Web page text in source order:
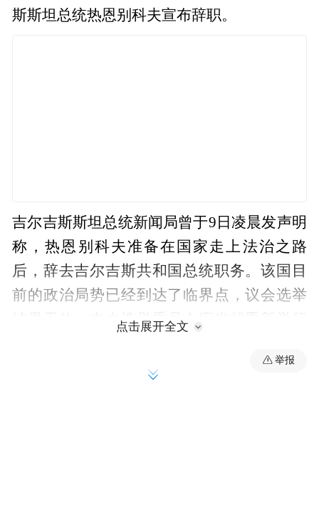
斯斯坦总统热恩别科夫宣布辞职。
吉尔吉斯斯坦总统新闻局曾于9日凌晨发声明
称，热恩别科夫准备在国家走上法治之路
后，辞去吉尔吉斯共和国总统职务。该国目
前的政治局势已经到达了临界点，议会选举
结果无效，中央选举委员会应当就重新举行
点击展开全文
举报